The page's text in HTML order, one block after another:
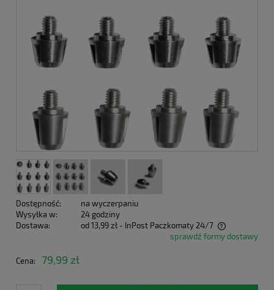
Dostępność:
na wyczerpaniu
Wysyłka w:
24 godziny
Dostawa:
od 13,99 zł - InPost Paczkomaty 24/7
Cena nie zawiera ewentualnych kosztów płatnościsprawdź formy dostawy
Cena: 79,99 zł